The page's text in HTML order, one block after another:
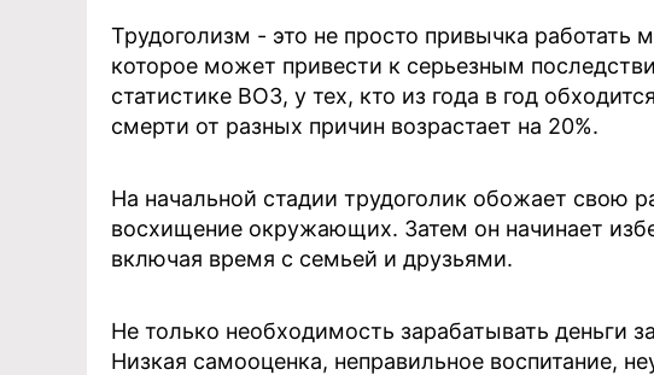
Трудоголизм - это не просто привычка работать
которое может привести к серьезным
статистике ВОЗ, у тех, кто из года в год
смерти от разных причин возрастает на 20%.
На начальной стадии трудоголик обожает свою
восхищение окружающих. Затем он начинает
включая время с семьей и друзьями.
Не только необходимость зарабатывать деньги
Низкая самооценка, неправильное воспитание,